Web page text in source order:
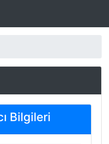
Bilgileri